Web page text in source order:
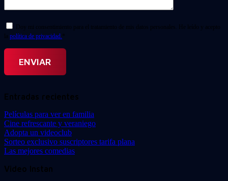
Doy mi consentimiento para el tratamiento de mis datos personales. He leído y acepto
la política de privacidad. *
Entradas recientes
Películas para ver en familia
Cine refrescante y veraniego
Adopta un videoclub
Sorteo exclusivo suscriptores tarifa plana
Las mejores comedias
Video Instan